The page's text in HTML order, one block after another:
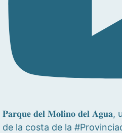
𝐏𝐚𝐫𝐪𝐮𝐞 𝐝𝐞𝐥 𝐌𝐨𝐥𝐢𝐧𝐨 𝐝𝐞𝐥
de la costa de la